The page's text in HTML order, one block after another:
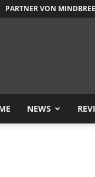
PARTNER VON
NEWS